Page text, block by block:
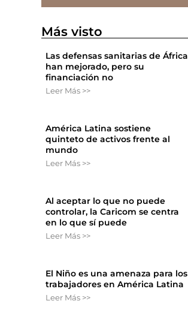
Más visto
Las defensas sanitarias de África
han mejorado, pero su
financiación no
Leer Más >>
América Latina sostiene
quinteto de activos frente al
mundo
Leer Más >>
Al aceptar lo que no puede
controlar, la Caricom se centra
en lo que sí puede
Leer Más >>
El Niño es una amenaza para los
trabajadores en América Latina
Leer Más >>